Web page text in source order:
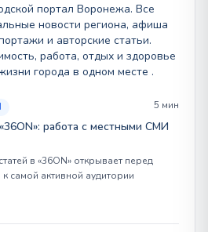
портал Воронежа. Все
новости региона, афиша
и авторские статьи.
работа, отдых и здоровье
города в одном месте .
5 мин
работа с местными СМИ
в «36ON» открывает перед
самой активной аудитории